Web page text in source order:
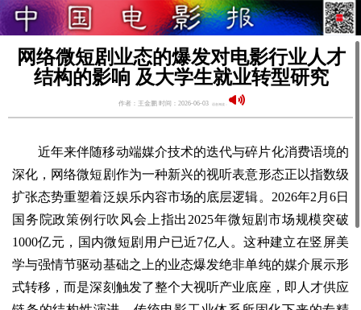
网络微短剧业态的爆发对电影行业人才
结构的影响 及大学生就业转型研究
作者：王金鹏 时间：2026-06-03
近年来伴随移动端媒介技术的迭代与碎片化消费语境的
深化，网络微短剧作为一种新兴的视听表意形态正以指数级
扩张态势重塑着泛娱乐内容市场的底层逻辑。2026年2月6日
国务院政策例行吹风会上指出2025年微短剧市场规模突破
1000亿元，国内微短剧用户已近7亿人。这种建立在竖屏美
学与强情节驱动基础之上的业态爆发绝非单纯的媒介展示形
式转移，而是深刻触发了整个大视听产业底座，即人才供应